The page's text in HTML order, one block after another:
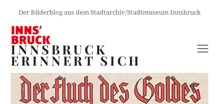
Der Bilderblog aus dem Stadtarchiv/Stadtmuseum Innsbruck
INNSBRUCK
ERINNERT SICH